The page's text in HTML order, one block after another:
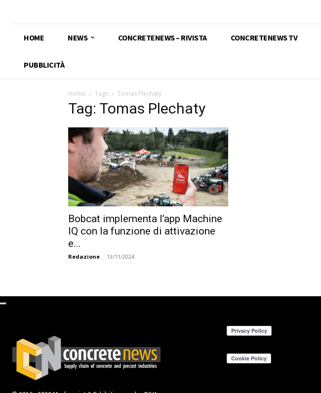
HOME NEWS CONCRETENEWS – RIVISTA CONCRETENEWS TV
PUBBLICITÀ
Home Tags Tomas Plechaty
Tag: Tomas Plechaty
Bobcat implementa l’app Machine
IQ con la funzione di attivazione
e...
Redazione - 13/11/2024